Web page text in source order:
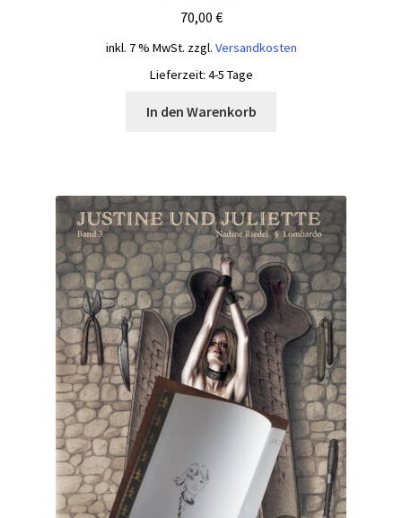
70,00 €
inkl. 7 % MwSt. zzgl. Versandkosten
Lieferzeit: 4-5 Tage
In den Warenkorb